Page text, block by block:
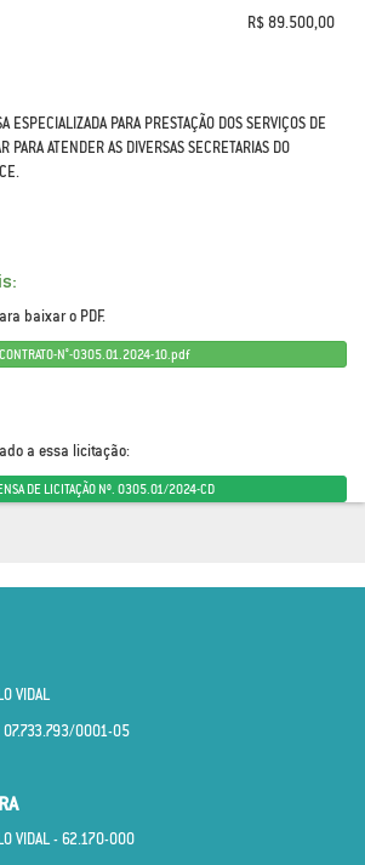
R$ 89.500,00
ESPECIALIZADA PARA PRESTAÇÃO DOS SERVIÇOS DE
PARA ATENDER AS DIVERSAS SECRETARIAS DO
baixar o PDF.
CONTRATO-N°-0305.01.2024-10.pdf
a essa licitação:
DE LICITAÇÃO Nº. 0305.01/2024-CD
VIDAL
07.733.793/0001­-05
VIDAL - 62.170­-000